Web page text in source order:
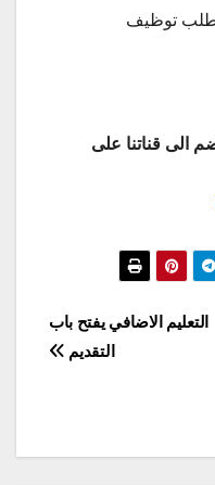
طلب توظيف
الى قناتنا على
التعليم الاضافي يفتح باب
التقديم